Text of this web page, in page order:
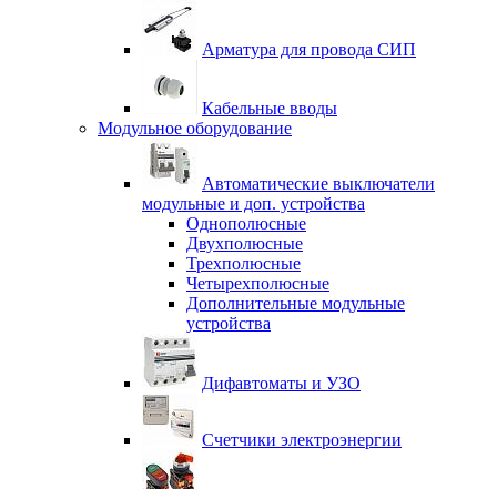
Арматура для провода СИП
Кабельные вводы
Модульное оборудование
Автоматические выключатели
модульные и доп. устройства
Однополюсные
Двухполюсные
Трехполюсные
Четырехполюсные
Дополнительные модульные
устройства
Дифавтоматы и УЗО
Счетчики электроэнергии